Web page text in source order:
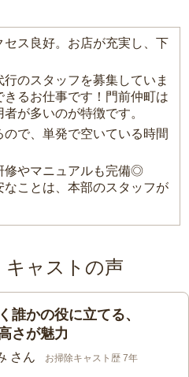
ス良好。お店が充実し、下
のスタッフを募集していま
るお仕事です！門前仲町は
が多いのが特徴です。
で、単発で空いている時間
修やマニュアルも完備◎
ことは、本部のスタッフが
キャストの声
誰かの役に立てる、
さが魅力
さん お掃除キャスト歴 7年